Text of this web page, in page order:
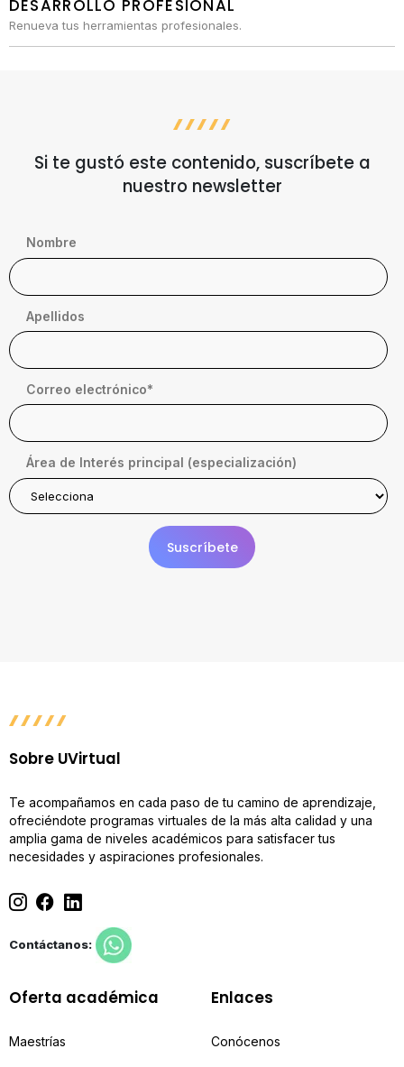
DESARROLLO PROFESIONAL
Renueva tus herramientas profesionales.
Si te gustó este contenido, suscríbete a
nuestro newsletter
Nombre
Apellidos
Correo electrónico*
Área de Interés principal (especialización)
Sobre UVirtual
Te acompañamos en cada paso de tu camino de aprendizaje,
ofreciéndote programas virtuales de la más alta calidad y una
amplia gama de niveles académicos para satisfacer tus
necesidades y aspiraciones profesionales.
Contáctanos:
Oferta académica
Maestrías
Enlaces
Conócenos